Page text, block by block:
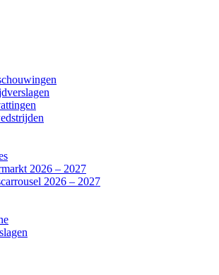
2026 – 2027
2026 – 2027